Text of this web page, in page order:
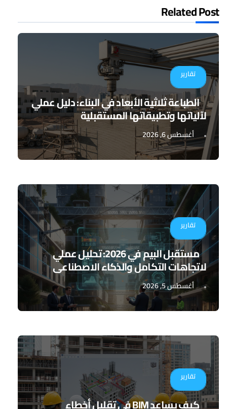
Related Post
تقارير
الطباعة ثلاثية الأبعاد في البناء: دليل عملي
لآلياتها وتطبيقاتها المستقبلية
أغسطس 6, 2026
تقارير
مستقبل البيم في 2026: تحليل عملي
لاتجاهات التكامل والذكاء الاصطناعي
أغسطس 5, 2026
تقارير
كيف يساعد BIM في تقليل أخطاء